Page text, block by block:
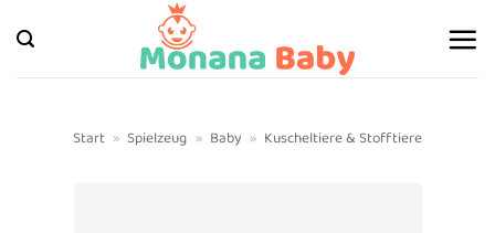
Inhalt
springen
Start » Spielzeug » Baby » Kuscheltiere & Stofftiere